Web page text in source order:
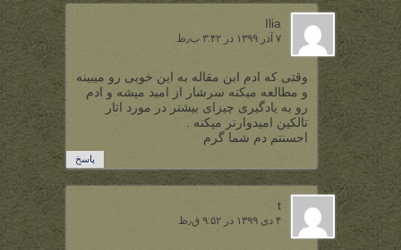
Ilia
۷ آذر ۱۳۹۹ در ۳:۴۲ ب٫ظ
وقتی که ادم ابن مقاله به این خوبی رو میبینه
و مطالعه میکنه سرشار از امید میشه و ادم
رو به یادگیری چیزای بیشتر در مورد اثار
تالکین امیدوارتر میکنه .
احسنتم دم شما گرم
پاسخ
t
۴ دی ۱۳۹۹ در ۹:۵۲ ق٫ظ